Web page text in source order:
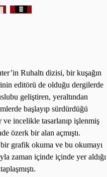
Ruhaltı dizisi, bir kuşağın
editörü de olduğu dergilerde
geliştiren, yeraltından
başlayıp sürdürdüğü
ve incelikle tasarlanıp işlenmiş
özerk bir alan açmıştı.
grafik okuma ve bu okumayı
zaman içinde içinde yer aldığı